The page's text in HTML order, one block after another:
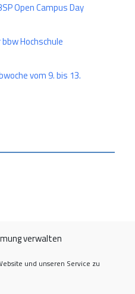
verwalten
und unseren Service zu
Open Campus Day
Hochschule
vom 9. bis 13.